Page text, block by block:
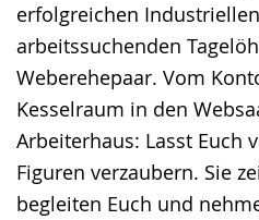
erfolgreichen
arbeitssuchenden
Weberehepaar. Vom
Kesselraum in den
Arbeiterhaus: Lasst Euch
Figuren verzaubern. Sie
begleiten Euch und